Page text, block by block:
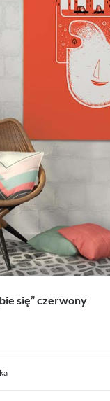
się” czerwony